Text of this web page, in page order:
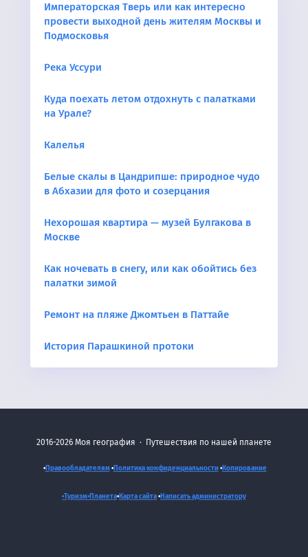
Императорская Тверь или как интересно
провести выходной день жителям Москвы и
Подмосковья
Река Уссури
Куда поехать летом отдохнуть с палатками
на Урале?
Калелья
Белые скалы в Цандрипше: природное чудо
в Абхазии для фото и созерцания
Нехорошая квартира — музей Булгакова в
Москве
Как ночевать в снегу, или как обойтись без
палатки зимой
Ремонт на пляже Джомтьен в Паттайе
История Парашкиной протоки
2016-2026 Моя география · Путешествия по нашей планете
•Правообладателям•Политика конфиденциальности•Копирование
•Туризм•Планета•Карта сайта•Написать администратору